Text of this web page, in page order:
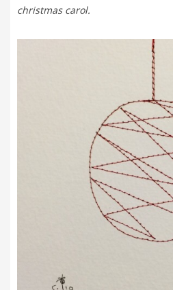
christmas carol.